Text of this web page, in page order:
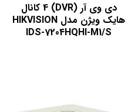
دی وی آر (DVR) 4 کانال
هایک ویژن مدل HIKVISION
IDS-7204HQHI-M1/S